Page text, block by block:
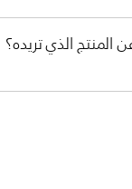
المنتج الذي تريده؟